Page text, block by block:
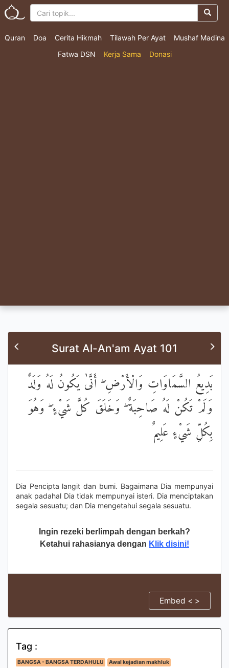
Quran Doa Cerita Hikmah Tilawah Per Ayat
Mushaf Madina
Fatwa DSN
Kerja Sama Donasi
Surat Al-An'am Ayat 101
بَدِيعُ السَّمَاوَاتِ وَالْأَرْضِ ۖ أَنَّىٰ يَكُونُ لَهُ وَلَدٌ
وَلَمْ تَكُنْ لَهُ صَاحِبَةٌ ۖ وَخَلَقَ كُلَّ شَيْءٍ ۖ وَهُوَ
بِكُلِّ شَيْءٍ عَلِيمٌ
Dia Pencipta langit dan bumi. Bagaimana Dia mempunyai
anak padahal Dia tidak mempunyai isteri. Dia menciptakan
segala sesuatu; dan Dia mengetahui segala sesuatu.
Ingin rezeki berlimpah dengan berkah?
Ketahui rahasianya dengan Klik disini!
Embed < >
Tag :
BANGSA - BANGSA TERDAHULU
Awal kejadian makhluk